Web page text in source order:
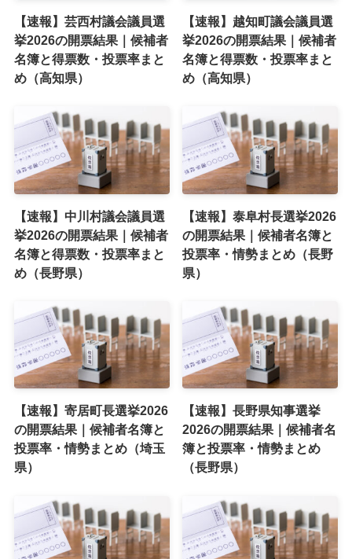
【速報】芸西村議会議員選
挙2026の開票結果｜候補者
名簿と得票数・投票率まと
め（高知県）
【速報】越知町議会議員選
挙2026の開票結果｜候補者
名簿と得票数・投票率まと
め（高知県）
【速報】中川村議会議員選
挙2026の開票結果｜候補者
名簿と得票数・投票率まと
め（長野県）
【速報】泰阜村長選挙2026
の開票結果｜候補者名簿と
投票率・情勢まとめ（長野
県）
【速報】寄居町長選挙2026
の開票結果｜候補者名簿と
投票率・情勢まとめ（埼玉
県）
【速報】長野県知事選挙
2026の開票結果｜候補者名
簿と投票率・情勢まとめ
（長野県）